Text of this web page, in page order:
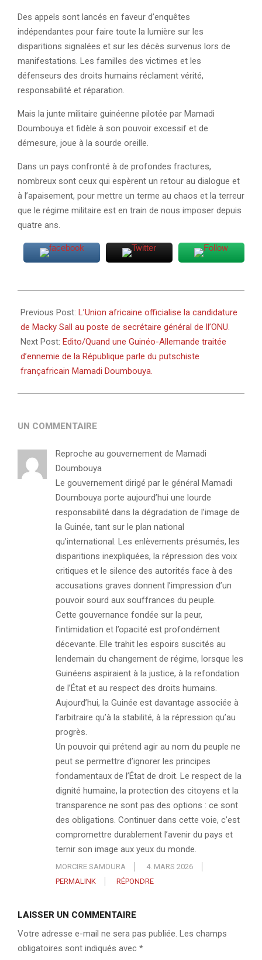
Des appels sont lancés en faveur d’enquêtes
indépendantes pour faire toute la lumière sur les
disparitions signalées et sur les décès survenus lors de
manifestations. Les familles des victimes et les
défenseurs des droits humains réclament vérité,
responsabilité et réparation.
Mais la junte militaire guinéenne pilotée par Mamadi
Doumbouya et fidèle à son pouvoir excessif et de
démesure, joue à la sourde oreille.
Dans un pays confronté à de profondes fractures,
nombreux sont ceux qui espèrent un retour au dialogue et
à l’apaisement, pour mettre un terme au chaos et la terreur
que le régime militaire est en train de nous imposer depuis
quatre ans.
03-
04
Previous Post: L’Union africaine officialise la candidature
de Macky Sall au poste de secrétaire général de ll’ONU.
Next Post: Edito/Quand une Guinéo-Allemande traitée
d’ennemie de la République parle du putschiste
françafricain Mamadi Doumbouya.
UN COMMENTAIRE
Reproche au gouvernement de Mamadi
Doumbouya
Le gouvernement dirigé par le général Mamadi
Doumbouya porte aujourd’hui une lourde
responsabilité dans la dégradation de l’image de
la Guinée, tant sur le plan national
qu’international. Les enlèvements présumés, les
disparitions inexpliquées, la répression des voix
critiques et le silence des autorités face à des
accusations graves donnent l’impression d’un
pouvoir sourd aux souffrances du peuple.
Cette gouvernance fondée sur la peur,
l’intimidation et l’opacité est profondément
décevante. Elle trahit les espoirs suscités au
lendemain du changement de régime, lorsque les
Guinéens aspiraient à la justice, à la refondation
de l’État et au respect des droits humains.
Aujourd’hui, la Guinée est davantage associée à
l’arbitraire qu’à la stabilité, à la répression qu’au
progrès.
Un pouvoir qui prétend agir au nom du peuple ne
peut se permettre d’ignorer les principes
fondamentaux de l’État de droit. Le respect de la
dignité humaine, la protection des citoyens et la
transparence ne sont pas des options : ce sont
des obligations. Continuer dans cette voie, c’est
compromettre durablement l’avenir du pays et
ternir son image aux yeux du monde.
MORCIRE SAMOURA
4. MARS 2026
PERMALINK
RÉPONDRE
LAISSER UN COMMENTAIRE
Votre adresse e-mail ne sera pas publiée. Les champs
obligatoires sont indiqués avec *